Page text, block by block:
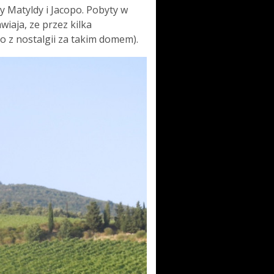
Matyldy i Jacopo. Pobyty w
ze przez kilka
z nostalgii za takim domem).